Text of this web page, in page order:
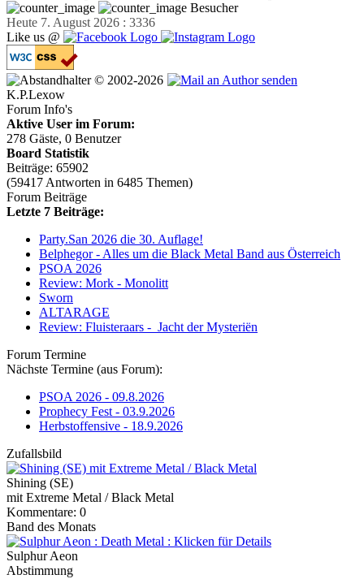
Besucher
Heute 7. August 2026 : 3336
Like us @
© 2002-2026
K.P.Lexow
Forum Info's
Aktive User im Forum:
278 Gäste, 0 Benutzer
Board Statistik
Beiträge: 65902
(59417 Antworten in 6485 Themen)
Forum Beiträge
Letzte 7 Beiträge:
Party.San 2026 die 30. Auflage!
Belphegor - Alles um die Black Metal Band aus Österreich
PSOA 2026
Review: Mork - Monolitt
Sworn
ALTARAGE
Review: Fluisteraars - Jacht der Mysteriën
Forum Termine
Nächste Termine (aus Forum):
PSOA 2026 - 09.8.2026
Prophecy Fest - 03.9.2026
Herbstoffensive - 18.9.2026
Zufallsbild
Shining (SE)
mit Extreme Metal / Black Metal
Kommentare: 0
Band des Monats
Sulphur Aeon
Abstimmung